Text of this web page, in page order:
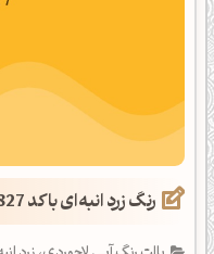
رنگ زرد انبه‌ای با کد FDB827